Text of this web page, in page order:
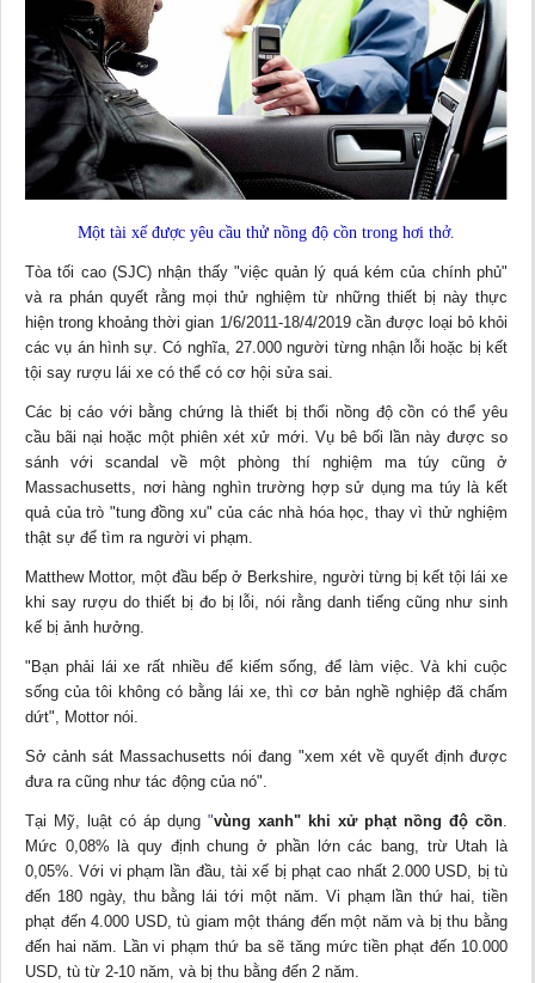
Một tài xế được yêu cầu thử nồng độ cồn trong hơi thở.
Tòa tối cao (SJC) nhận thấy "việc quản lý quá kém của chính phủ"
và ra phán quyết rằng mọi thử nghiệm từ những thiết bị này thực
hiện trong khoảng thời gian 1/6/2011-18/4/2019 cần được loại bỏ khỏi
các vụ án hình sự. Có nghĩa, 27.000 người từng nhận lỗi hoặc bị kết
tội say rượu lái xe có thể có cơ hội sửa sai.
Các bị cáo với bằng chứng là thiết bị thổi nồng độ cồn có thể yêu
cầu bãi nại hoặc một phiên xét xử mới. Vụ bê bối lần này được so
sánh với scandal về một phòng thí nghiệm ma túy cũng ở
Massachusetts, nơi hàng nghìn trường hợp sử dụng ma túy là kết
quả của trò "tung đồng xu" của các nhà hóa học, thay vì thử nghiệm
thật sự để tìm ra người vi phạm.
Matthew Mottor, một đầu bếp ở Berkshire, người từng bị kết tội lái xe
khi say rượu do thiết bị đo bị lỗi, nói rằng danh tiếng cũng như sinh
kế bị ảnh hưởng.
"Bạn phải lái xe rất nhiều để kiếm sống, để làm việc. Và khi cuộc
sống của tôi không có bằng lái xe, thì cơ bản nghề nghiệp đã chấm
dứt", Mottor nói.
Sở cảnh sát Massachusetts nói đang "xem xét về quyết định được
đưa ra cũng như tác động của nó".
Tại Mỹ, luật có áp dụng "vùng xanh" khi xử phạt nồng độ cồn.
Mức 0,08% là quy định chung ở phần lớn các bang, trừ Utah là
0,05%. Với vi phạm lần đầu, tài xế bị phạt cao nhất 2.000 USD, bị tù
đến 180 ngày, thu bằng lái tới một năm. Vi phạm lần thứ hai, tiền
phạt đến 4.000 USD, tù giam một tháng đến một năm và bị thu bằng
đến hai năm. Lần vi phạm thứ ba sẽ tăng mức tiền phạt đến 10.000
USD, tù từ 2-10 năm, và bị thu bằng đến 2 năm.